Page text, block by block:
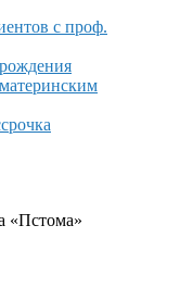
с проф.
«Пстома»